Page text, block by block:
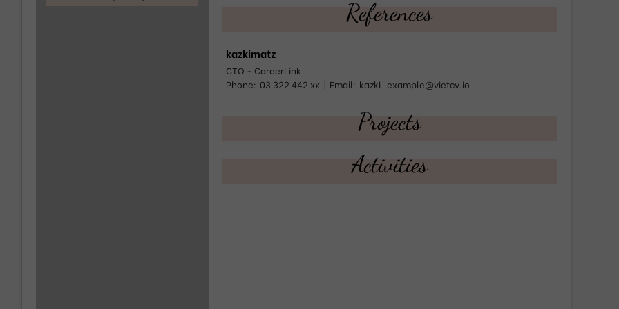
References
kazkimatz
CTO - CareerLink
Phone: 03 322 442 xx Email: kazki_example@vietcv.io
Projects
Activities